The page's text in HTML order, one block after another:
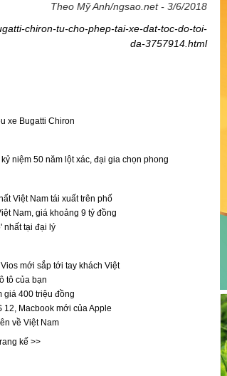
Theo Mỹ Anh/ngsao.net - 3/6/2018
chiron-tu-cho-phep-tai-xe-dat-toc-do-toi-
da-3757914.html
xe Bugatti Chiron
niệm 50 năm lột xác, đại gia chọn phong
Việt Nam tái xuất trên phố
Nam, giá khoảng 9 tỷ đồng
nhất tại đại lý
mới sắp tới tay khách Việt
tô của bạn
giá 400 triệu đồng
12, Macbook mới của Apple
về Việt Nam
kế >>